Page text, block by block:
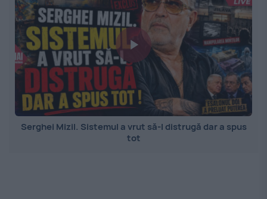
Serghei Mizil. Sistemul a vrut să-l distrugă dar a spus
tot